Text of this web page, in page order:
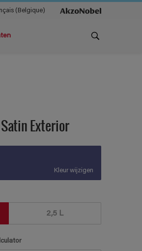
(Belgique)
Exterior
Kleur wijzigen
2,5 L